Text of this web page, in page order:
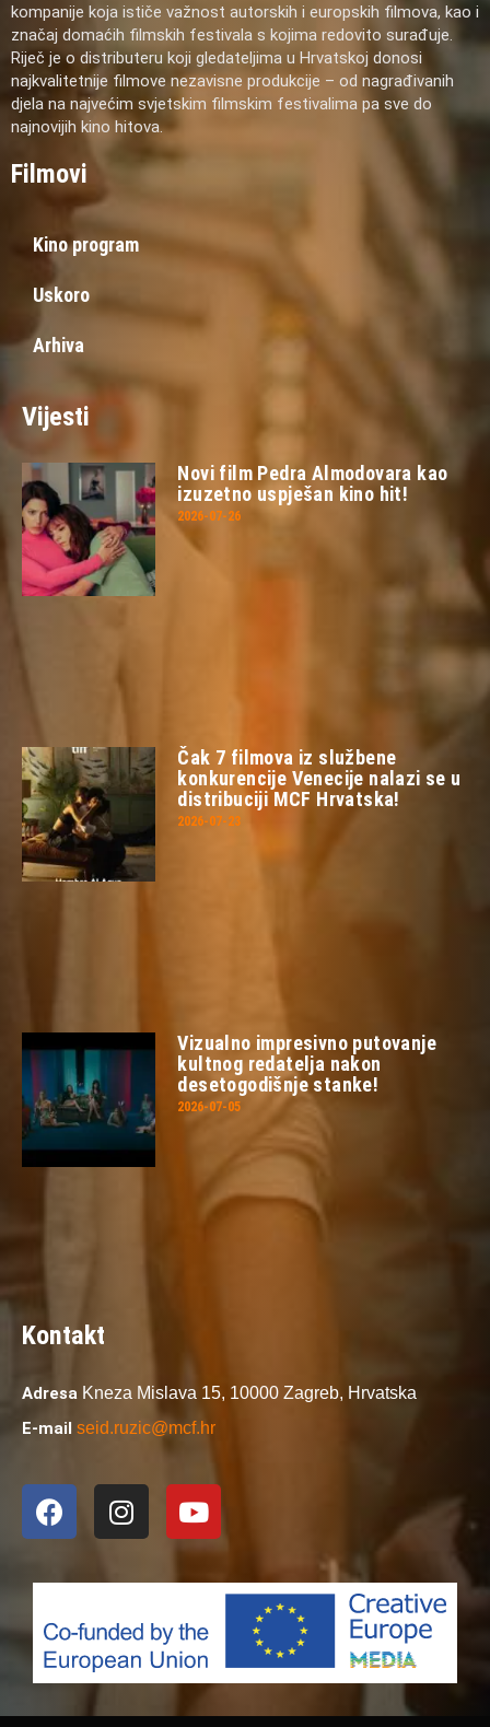
kompanije koja ističe važnost autorskih i europskih filmova, kao i
značaj domaćih filmskih festivala s kojima redovito surađuje.
Riječ je o distributeru koji gledateljima u Hrvatskoj donosi
najkvalitetnije filmove nezavisne produkcije – od nagrađivanih
djela na najvećim svjetskim filmskim festivalima pa sve do
najnovijih kino hitova.
Filmovi
Kino program
Uskoro
Arhiva
Vijesti
Novi film Pedra Almodovara kao
izuzetno uspješan kino hit!
2026-07-26
Čak 7 filmova iz službene
konkurencije Venecije nalazi se u
distribuciji MCF Hrvatska!
2026-07-23
Vizualno impresivno putovanje
kultnog redatelja nakon
desetogodišnje stanke!
2026-07-05
Kontakt
Adresa Kneza Mislava 15, 10000 Zagreb, Hrvatska
E-mail seid.ruzic@mcf.hr